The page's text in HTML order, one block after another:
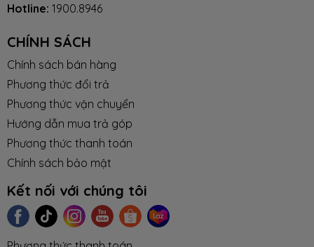
Hotline: 1900.8946
CHÍNH SÁCH
Chính sách bán hàng
Phương thức đổi trả
Phương thức vận chuyển
Hướng dẫn mua trả góp
Phương thức thanh toán
Chính sách bảo mật
Kết nối với chúng tôi